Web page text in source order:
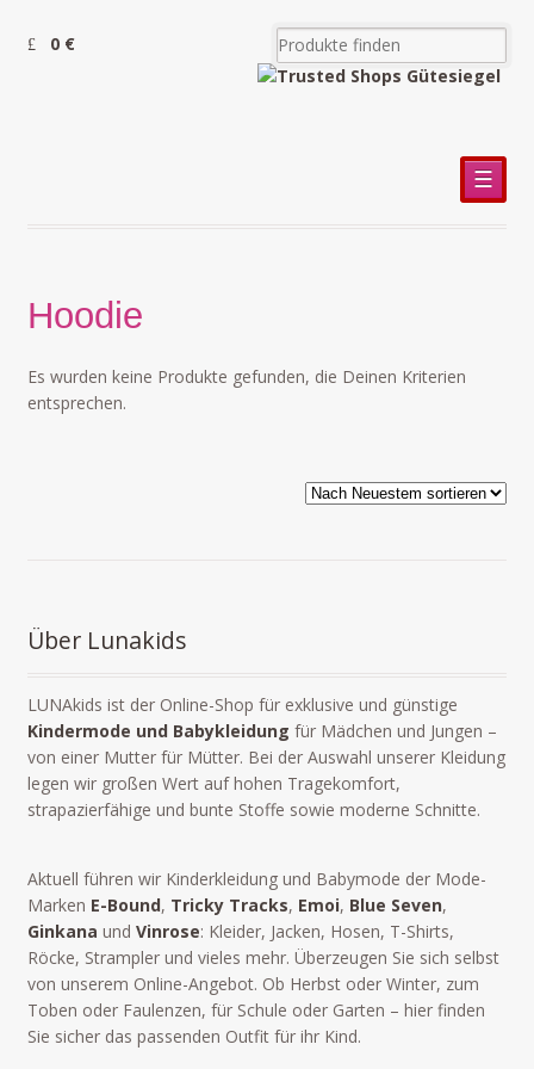
0 €
☰
Hoodie
Es wurden keine Produkte gefunden, die Deinen Kriterien
entsprechen.
Über Lunakids
LUNAkids ist der Online-Shop für exklusive und günstige
Kindermode und Babykleidung für Mädchen und Jungen –
von einer Mutter für Mütter. Bei der Auswahl unserer Kleidung
legen wir großen Wert auf hohen Tragekomfort,
strapazierfähige und bunte Stoffe sowie moderne Schnitte.
Aktuell führen wir Kinderkleidung und Babymode der Mode-
Marken E-Bound, Tricky Tracks, Emoi, Blue Seven,
Ginkana und Vinrose: Kleider, Jacken, Hosen, T-Shirts,
Röcke, Strampler und vieles mehr. Überzeugen Sie sich selbst
von unserem Online-Angebot. Ob Herbst oder Winter, zum
Toben oder Faulenzen, für Schule oder Garten – hier finden
Sie sicher das passenden Outfit für ihr Kind.